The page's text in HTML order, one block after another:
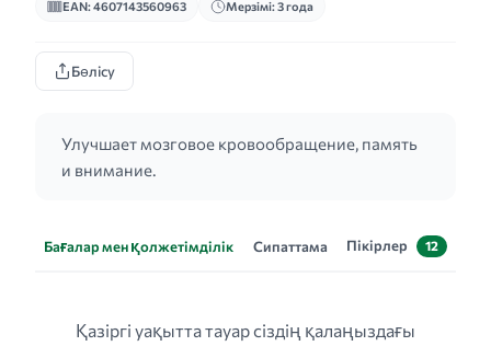
EAN: 4607143560963 Мерзімі: 3 года
Бөлісу
Улучшает мозговое кровообращение, память
и внимание.
Бағалар мен қолжетімділік Сипаттама Пікірлер 12
Қазіргі уақытта тауар сіздің қалаңыздағы